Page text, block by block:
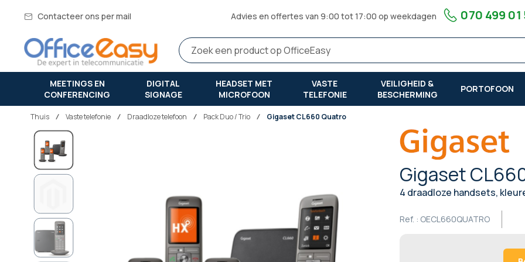
Contacteer ons per mail Advies en offertes van 9:00 tot 17:00 op weekdagen 070 499 01
MEETINGS EN
CONFERENCING
DIGITAL
SIGNAGE
HEADSET MET
MICROFOON
VASTE
TELEFONIE
VEILIGHEID &
BESCHERMING
PORTOFOON
Thuis vaste telefonie Draadloze telefoon Pack Duo / Trio Gigaset CL660 Quatro
Gigaset
4 draadloze handsets,
Ref. : OECL660QUATRO
Ga
naar
het
einde
van
gallerij